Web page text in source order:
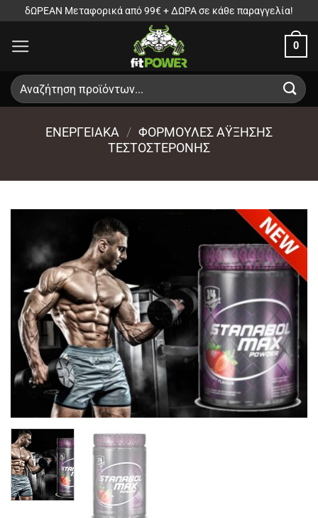
Μετάβαση
περιεχόμενο
δΩΡΕΑΝ Μεταφορικά από 99€ + ΔΩΡΑ σε κάθε παραγγελία!
0
Αναζήτηση
για:
ΕΝΕΡΓΕΙΑΚΑ / ΦΌΡΜΟΥΛΕΣ ΆΥΞΗΣΗΣ
ΤΕΣΤΟΣΤΕΡΌΝΗΣ